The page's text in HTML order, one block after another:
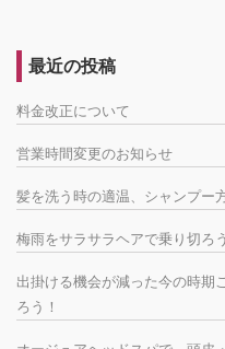
最近の投稿
料金改正について
営業時間変更のお知らせ
髪を洗う時の適温、シャンプー
梅雨をサラサラヘアで乗り切ろ
出掛ける機会が減った今の時期
ろう！